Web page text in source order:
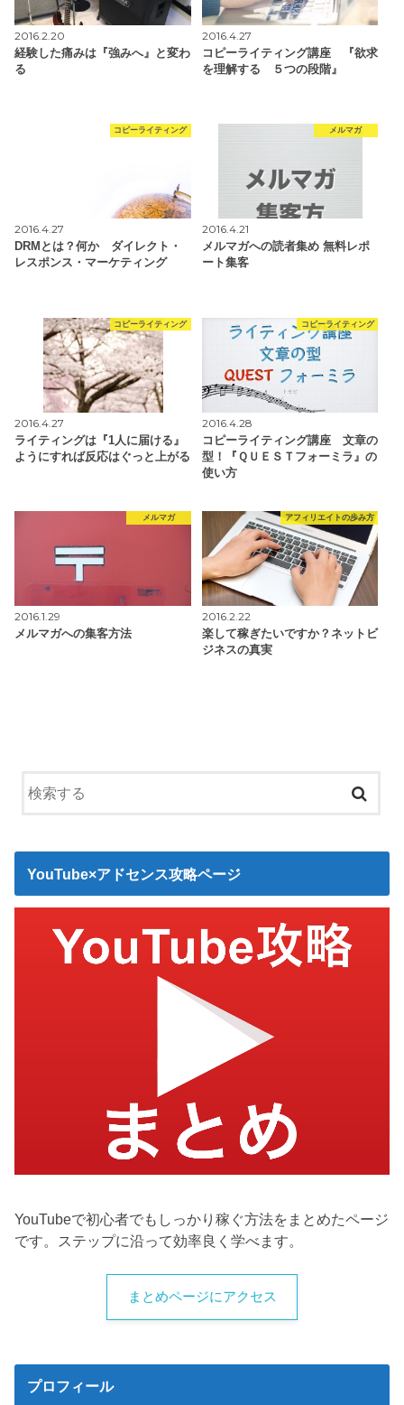
2016.2.20
経験した痛みは『強みへ』と変わ
る
2016.4.27
コピーライティング講座 『欲求
を理解する ５つの段階』
コピーライティング
2016.4.27
DRMとは？何か ダイレクト・
レスポンス・マーケティング
メルマガ
2016.4.21
メルマガへの読者集め 無料レポ
ート集客
コピーライティング
2016.4.27
ライティングは『1人に届ける』
ようにすれば反応はぐっと上がる
コピーライティング
2016.4.28
コピーライティング講座 文章の
型！『ＱＵＥＳＴフォーミラ』の
使い方
メルマガ
2016.1.29
メルマガへの集客方法
アフィリエイトの歩み方
2016.2.22
楽して稼ぎたいですか？ネットビ
ジネスの真実
YouTube×アドセンス攻略ページ
YouTubeで初心者でもしっかり稼ぐ方法をまとめたページ
です。ステップに沿って効率良く学べます。
まとめページにアクセス
プロフィール